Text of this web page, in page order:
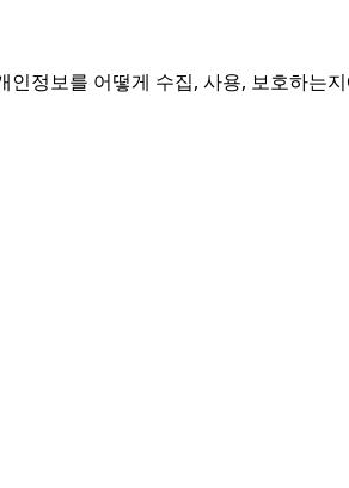
정보를 어떻게 수집, 사용, 보호하는